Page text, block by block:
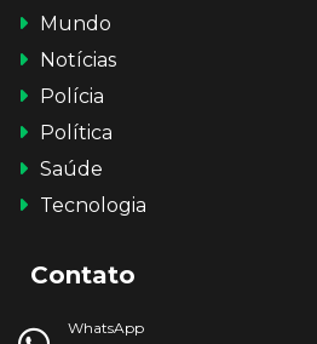
Mundo
Notícias
Polícia
Política
Saúde
Tecnologia
Contato
WhatsApp